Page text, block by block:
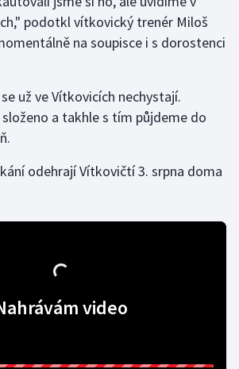
podotkl vítkovický trenér Miloš
na soupisce i s dorostenci
už ve Vítkovicích nechystají.
a takhle s tím půjdeme do
odehrají Vítkovičtí 3. srpna doma
video